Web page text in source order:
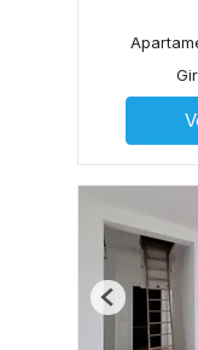
Previous